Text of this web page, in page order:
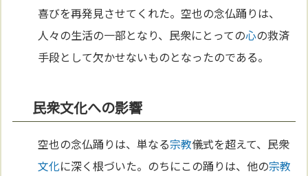
喜びを再発見させてくれた。空也の念仏踊りは、
人々の生活の一部となり、民衆にとっての心の救済
手段として欠かせないものとなったのである。
民衆文化への影響
空也の念仏踊りは、単なる宗教儀式を超えて、民衆
文化に深く根づいた。のちにこの踊りは、他の宗教